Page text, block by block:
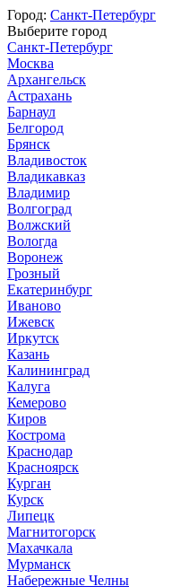
Город: Санкт-Петербург
Выберите город
Санкт-Петербург
Москва
Архангельск
Астрахань
Барнаул
Белгород
Брянск
Владивосток
Владикавказ
Владимир
Волгоград
Волжский
Вологда
Воронеж
Грозный
Екатеринбург
Иваново
Ижевск
Иркутск
Казань
Калининград
Калуга
Кемерово
Киров
Кострома
Краснодар
Красноярск
Курган
Курск
Липецк
Магнитогорск
Махачкала
Мурманск
Набережные Челны